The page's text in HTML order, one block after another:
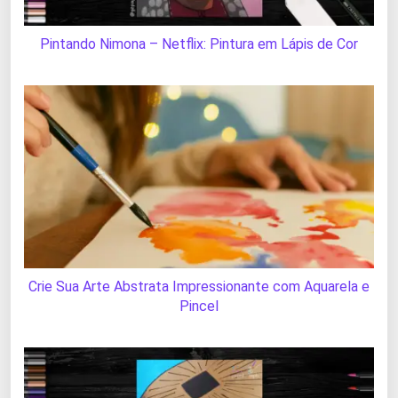
Pintando Nimona – Netflix: Pintura em Lápis de Cor
Crie Sua Arte Abstrata Impressionante com Aquarela e
Pincel